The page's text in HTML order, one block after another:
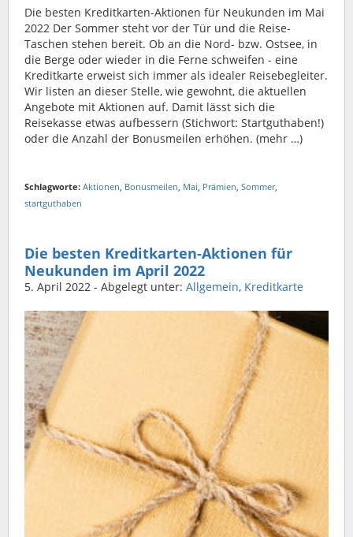
Die besten Kreditkarten-Aktionen für Neukunden im Mai
2022 Der Sommer steht vor der Tür und die Reise-
Taschen stehen bereit. Ob an die Nord- bzw. Ostsee, in
die Berge oder wieder in die Ferne schweifen - eine
Kreditkarte erweist sich immer als idealer Reisebegleiter.
Wir listen an dieser Stelle, wie gewohnt, die aktuellen
Angebote mit Aktionen auf. Damit lässt sich die
Reisekasse etwas aufbessern (Stichwort: Startguthaben!)
oder die Anzahl der Bonusmeilen erhöhen. (mehr …)
Schlagworte: Aktionen, Bonusmeilen, Mai, Prämien, Sommer,
startguthaben
Die besten Kreditkarten-Aktionen für
Neukunden im April 2022
5. April 2022 - Abgelegt unter: Allgemein, Kreditkarte